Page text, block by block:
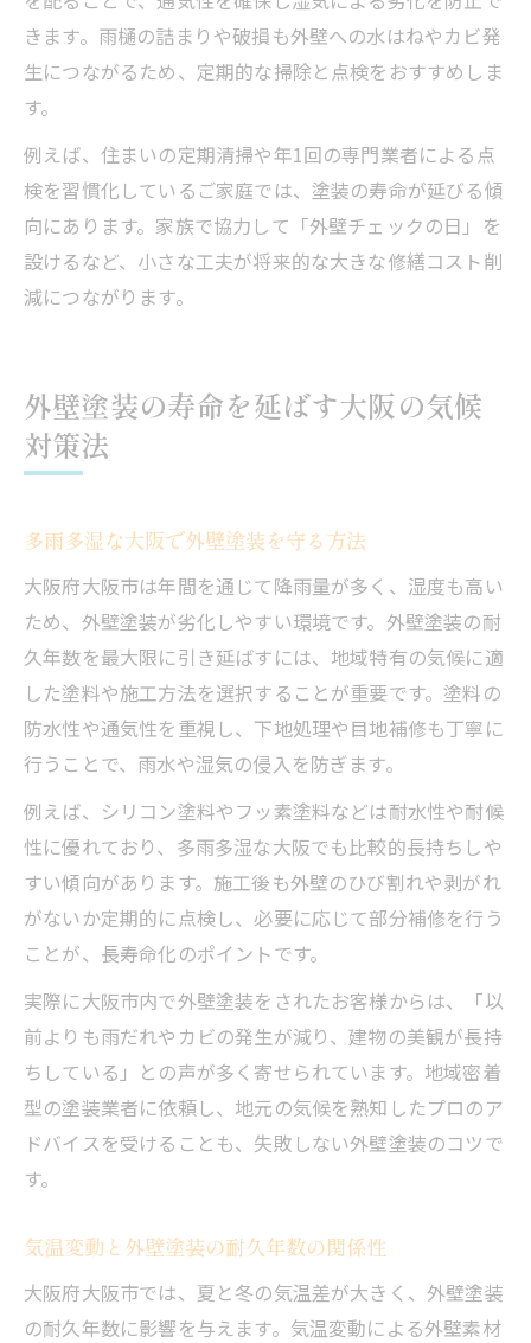
きます。雨樋の詰まりや破損も外壁への水はねやカビ発
生につながるため、定期的な掃除と点検をおすすめしま
す。
例えば、住まいの定期清掃や年1回の専門業者による点
検を習慣化しているご家庭では、塗装の寿命が延びる傾
向にあります。家族で協力して「外壁チェックの日」を
設けるなど、小さな工夫が将来的な大きな修繕コスト削
減につながります。
外壁塗装の寿命を延ばす大阪の気候
対策法
多雨多湿な大阪で外壁塗装を守る方法
大阪府大阪市は年間を通じて降雨量が多く、湿度も高い
ため、外壁塗装が劣化しやすい環境です。外壁塗装の耐
久年数を最大限に引き延ばすには、地域特有の気候に適
した塗料や施工方法を選択することが重要です。塗料の
防水性や通気性を重視し、下地処理や目地補修も丁寧に
行うことで、雨水や湿気の侵入を防ぎます。
例えば、シリコン塗料やフッ素塗料などは耐水性や耐候
性に優れており、多雨多湿な大阪でも比較的長持ちしや
すい傾向があります。施工後も外壁のひび割れや剥がれ
がないか定期的に点検し、必要に応じて部分補修を行う
ことが、長寿命化のポイントです。
実際に大阪市内で外壁塗装をされたお客様からは、「以
前よりも雨だれやカビの発生が減り、建物の美観が長持
ちしている」との声が多く寄せられています。地域密着
型の塗装業者に依頼し、地元の気候を熟知したプロのア
ドバイスを受けることも、失敗しない外壁塗装のコツで
す。
気温変動と外壁塗装の耐久年数の関係性
大阪府大阪市では、夏と冬の気温差が大きく、外壁塗装
の耐久年数に影響を与えます。気温変動による外壁素材